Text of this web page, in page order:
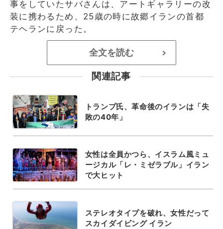
事をしていたサバさんは、アートギャラリーの改
装に携わるため、25歳の時に故郷イランの首都
テヘランに戻った。
全文を読む >
関連記事
トランプ氏、革命後のイランは「失
敗の40年」
女性は全員かつら、イスラム風ミュ
ージカル「レ・ミゼラブル」イラン
で大ヒット
ステレオタイプを破れ、女性だって
スカイダイビング イラン